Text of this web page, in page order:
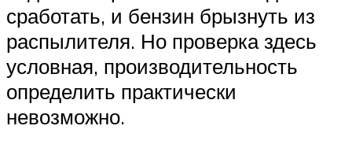
сработать, и бензин брызнуть из
распылителя. Но проверка здесь
условная, производительность
определить практически
невозможно.